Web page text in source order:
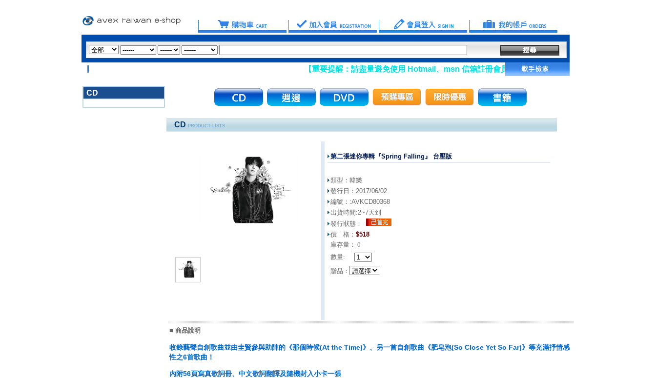
【重要提醒：請盡量避免使用 Hotmail、msn 信箱註冊會員】
CD
CD PRODUCT LISTS
第二張迷你專輯『Spring Falling』 台壓版
類型： 韓樂
發行日： 2017/06/02
編號：:AVKCD80368
出貨時間:2~7天到
發行狀態：
價 格： $518
庫存量： 0
數量:
贈品：
■ 商品說明
收錄藝聲自創歌曲並由圭賢參與助陣的《那個時候(At the Time)》、另一首自創歌曲《肥皂泡(So Close Yet So Far)》等充滿抒情感
性之6首歌曲！
內附56頁寫真歌詞冊、中文歌詞翻譯及隨機封入小卡一張